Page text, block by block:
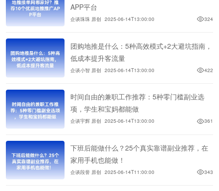
APP平台
企谈珠珠 原创 2025-06-14T13:00:00 324
团购地推是什么：5种高效模式+2大避坑指南，
低成本提升客流量
企谈小智 原创 2025-06-14T13:00:00 422
时间自由的兼职工作推荐：5种零门槛副业选
项，学生和宝妈都能做
企谈宇辉 原创 2025-06-14T13:00:00 361
下班后能做什么？25个真实靠谱副业推荐，在
家用手机也能做！
企谈段誉 原创 2025-06-14T11:00:00 343